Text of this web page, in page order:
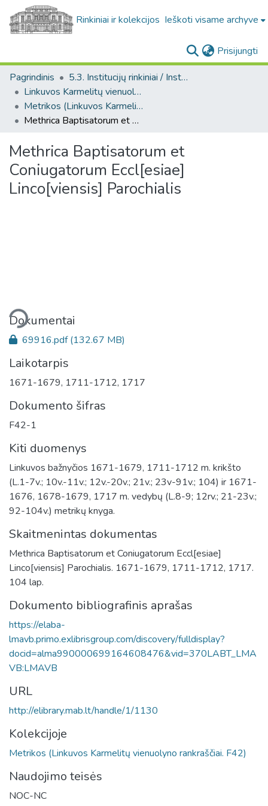
Rinkiniai ir kolekcijos Ieškoti visame archyve
Prisijungti
Pagrindinis
5.3. Institucijų rinkiniai / Institutional collections
Linkuvos Karmelitų vienuolyno rankraščiai. F42
Metrikos (Linkuvos Karmelitų vienuolyno rankraščiai. F42)
Methrica Baptisatorum et Coniugatorum Eccl[esiae] Linco[viensis] Parochialis
Methrica Baptisatorum et
Coniugatorum Eccl[esiae]
Linco[viensis] Parochialis
Dokumentai
69916.pdf(132.67 MB)
Laikotarpis
1671-1679, 1711-1712, 1717
Dokumento šifras
F42-1
Kiti duomenys
Linkuvos bažnyčios 1671-1679, 1711-1712 m. krikšto
(L.1-7v.; 10v.-11v.; 12v.-20v.; 21v.; 23v-91v.; 104) ir 1671-
1676, 1678-1679, 1717 m. vedybų (L.8-9; 12rv.; 21-23v.;
92-104v.) metrikų knyga.
Skaitmenintas dokumentas
Methrica Baptisatorum et Coniugatorum Eccl[esiae]
Linco[viensis] Parochialis. 1671-1679, 1711-1712, 1717.
104 lap.
Dokumento bibliografinis aprašas
https://elaba-
lmavb.primo.exlibrisgroup.com/discovery/fulldisplay?
docid=alma990000699164608476&vid=370LABT_LMA
VB:LMAVB
URL
http://elibrary.mab.lt/handle/1/1130
Kolekcijoje
Metrikos (Linkuvos Karmelitų vienuolyno rankraščiai. F42)
Naudojimo teisės
NOC-NC